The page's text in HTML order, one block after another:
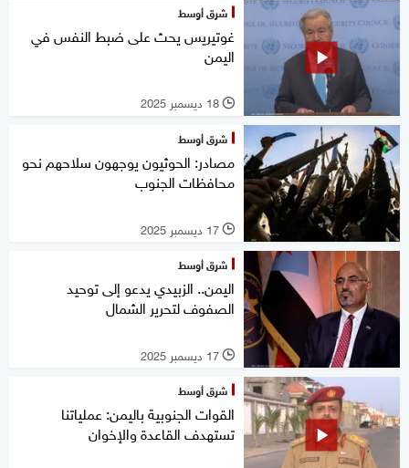
شرق أوسط
غوتيريس يحث على ضبط النفس في
اليمن
l 18 ديسمبر 2025
شرق أوسط
مصادر: الحوثيون يوجهون سلاحهم نحو
محافظات الجنوب
l 17 ديسمبر 2025
شرق أوسط
اليمن.. الزبيدي يدعو إلى توحيد
الصفوف لتحرير الشمال
l 17 ديسمبر 2025
شرق أوسط
القوات الجنوبية باليمن: عملياتنا
تستهدف القاعدة والإخوان